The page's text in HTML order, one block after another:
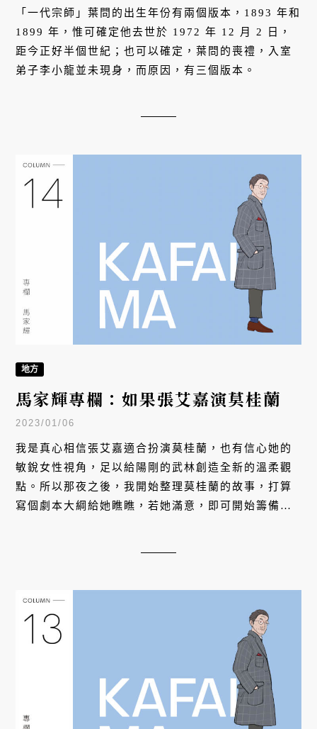
「一代宗師」葉問的出生年份有兩個版本，1893 年和
1899 年，惟可確定他去世於 1972 年 12 月 2 日，
距今正好半個世紀；也可以確定，葉問的喪禮，入室
弟子李小龍並未現身，而原因，有三個版本。
地方
馬家輝專欄：如果張艾嘉演莫桂蘭
2023/01/06
我是真心相信張艾嘉適合扮演莫桂蘭，也有信心她的
敏銳女性視角，足以給陽剛的武林創造全新的溫柔觀
點。所以那夜之後，我開始整理莫桂蘭的故事，打算
寫個劇本大綱給她瞧瞧，若她滿意，即可開始籌備。